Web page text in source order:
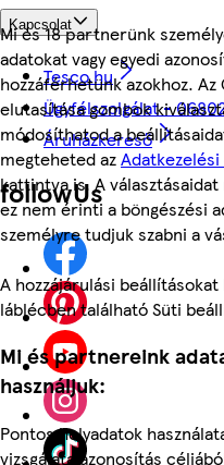
Mi és 18 partnerünk
adatokat vagy egyedi
hozzáférhetünk azokhoz. Az
elutasítása gombok
módosíthatod a
megteheted az
kattintva is. A
ez nem érinti a böngészési
személyre tudjuk szabni a
A hozzájárulási
láblécben található Süti
Mi és partnereink
használjuk:
Pontos helyadatok
vizsgálata azonosítás
Kapcsolat
Tesco.hu
Ügyfélszolgálat -
Áruházkereső
followUs